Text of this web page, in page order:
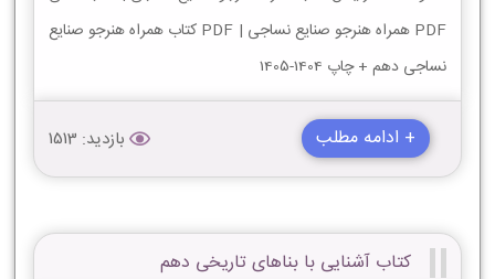
PDF همراه هنرجو صنایع نساجی | PDF کتاب همراه هنرجو صنایع
نساجی دهم + چاپ 1404-1405
+ ادامه مطلب بازدید: 1513
کتاب آشنایی با بناهای تاریخی دهم